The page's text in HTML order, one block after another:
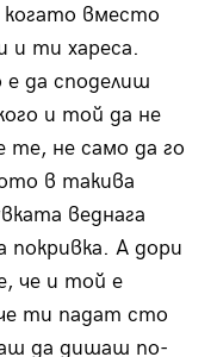
когато вместо
и ти хареса.
да споделиш
и той да не
те, не само да го
в такива
веднага
покривка. А дори
че и той е
ти падат сто
да дишаш по-